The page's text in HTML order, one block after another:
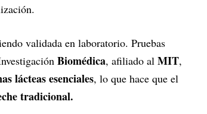
validada en laboratorio. Pruebas
Biomédica, afiliado al MIT,
lácteas esenciales, lo que hace que el
tradicional.